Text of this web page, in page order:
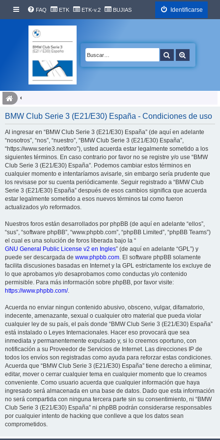
FAQ ETK ETK-v.2 BUJIAS Identificarse
Buscar
BMW Club Serie 3 (E21/E30) España - Condiciones de uso
Al ingresar en “BMW Club Serie 3 (E21/E30) España” (de aquí en adelante
“nosotros”, “nos”, “nuestro”, “BMW Club Serie 3 (E21/E30) España”,
“https://www.serie3.net/foro”), usted acuerda estar legalmente sometido a los
siguientes términos. En caso contrario por favor no se registre y/o use “BMW
Club Serie 3 (E21/E30) España”. Podemos cambiar estos términos en
cualquier momento e intentaríamos avisarle, sin embargo sería prudente que
los revisase por su cuenta periódicamente. Seguir registrado a “BMW Club
Serie 3 (E21/E30) España” después de esos cambios significa que acuerda
estar legalmente sometido a esos nuevos términos tal como fueron
actualizados y/o reformados.
Nuestros foros están desarrollados por phpBB (de aquí en adelante “ellos”,
“sus”, “software phpBB”, “www.phpbb.com”, “phpBB Limited”, “phpBB Teams”)
el cual es una solución de foros liberada bajo la “
GNU General Public License v2 en Ingles” (de aquí en adelante “GPL”) y
puede ser descargada de www.phpbb.com. El software phpBB solamente
facilita discusiones basadas en Internet y la GPL estrictamente los excluye de
lo que aprobamos y/o desaprobamos como conductas y/o contenido
permisible. Para más información sobre phpBB, por favor visite:
https://www.phpbb.com/.
Acuerda no enviar ningun contenido abusivo, obsceno, vulgar, difamatorio,
indecente, amenazante, sexual o cualquier otro material que pueda violar
cualquier ley de su país, el país donde “BMW Club Serie 3 (E21/E30) España”
está instalado o Leyes Internacionales. Hacer eso provocará que sea
inmediata y permanentemente expulsado y, si lo creemos oportuno, con
notificación a su Proveedor de Servicios de Internet. Las direcciones IP de
todos los envíos son registradas como ayuda para reforzar estas condiciones.
Acuerda que “BMW Club Serie 3 (E21/E30) España” tiene derecho a eliminar,
editar, mover o cerrar cualquier tema en cualquier momento que lo creamos
conveniente. Como usuario acuerda que cualquier información que haya
ingresado será almacenada en una base de datos. Dado que esta información
no será compartida con ninguna tercera parte sin su consentimiento, ni “BMW
Club Serie 3 (E21/E30) España” ni phpBB podrán considerarse responsables
por cualquier intento de hacking que conlleve a que los datos sean
comprometidos.